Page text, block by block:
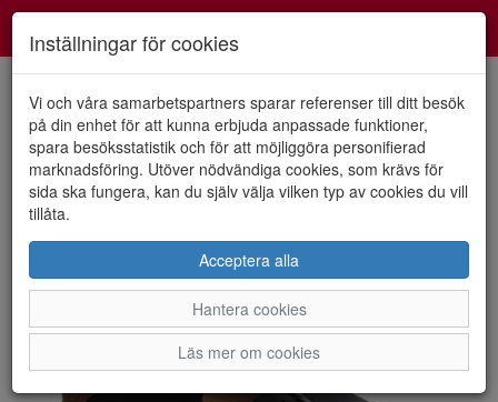
HEM ROHDE
Inställningar för cookies
Vi och våra samarbetspartners sparar referenser till ditt besök
på din enhet för att kunna erbjuda anpassade funktioner,
spara besöksstatistik och för att möjliggöra personifierad
marknadsföring. Utöver nödvändiga cookies, som krävs för
sida ska fungera, kan du själv välja vilken typ av cookies du vill
tillåta.
Acceptera alla
Hantera cookies
Läs mer om cookies